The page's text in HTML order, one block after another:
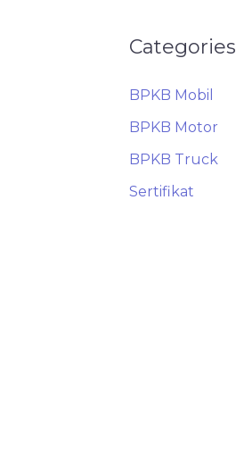
Categories
BPKB Mobil
BPKB Motor
BPKB Truck
Sertifikat